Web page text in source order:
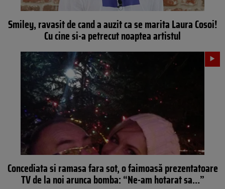
Smiley, ravasit de cand a auzit ca se marita Laura Cosoi!
Cu cine si-a petrecut noaptea artistul
Concediata si ramasa fara sot, o faimoasă prezentatoare
TV de la noi arunca bomba: “Ne-am hotarat sa…”